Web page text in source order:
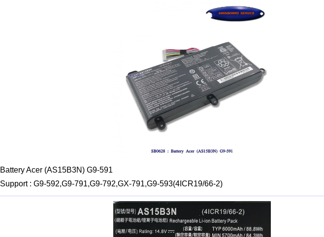
Battery Acer (AS15B3N) G9-591
Support : G9-592,G9-791,G9-792,GX-791,G9-593(4ICR19/66-2)